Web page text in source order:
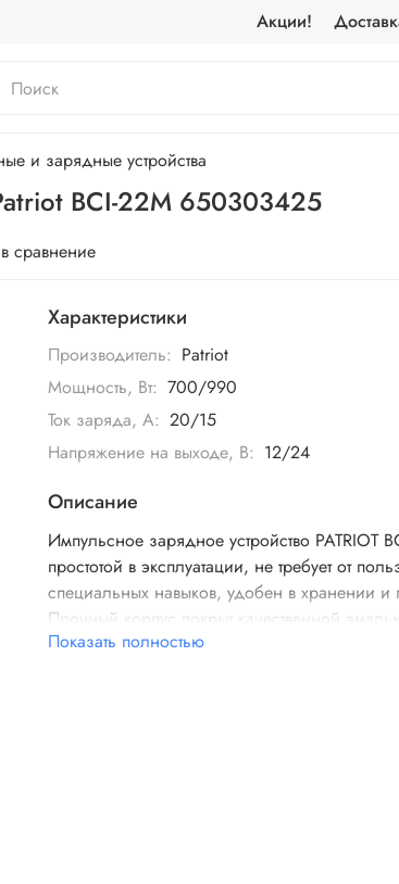
Акции!
и зарядные устройства
BCI-22M 650303425
сравнение
Характеристики
Производитель: Patriot
Мощность, Вт: 700/990
Ток заряда, А: 20/15
Напряжение на выходе, В: 12/24
Описание
Импульсное зарядное устройство PATRIOT
простотой в эксплуатации, не требует от
специальных навыков, удобен в хранении и
Прочный корпус покрыт качественной
коррозии, по бокам имеются отверстия,
Показать полностью